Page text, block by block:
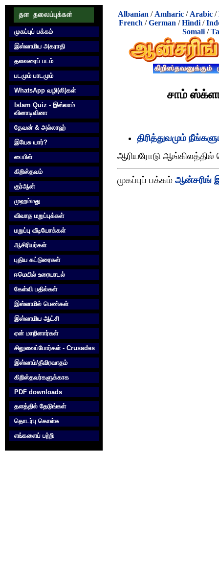
முகப்புப் பக்கம்
இஸ்லாமிய அகராதி
தளவரைப் படம்
படமும் பாடமும்
WhatsApp வழி(லி)கள்
Islam Quiz - இஸ்லாம்
வினாடிவினா
தேவன் & அல்லாஹ்
இயேசு யார்?
பைபிள்
கிறிஸ்தவம்
குர்‍ஆன்
முஹம்மது
விவாத மறுப்புக்கள்
மறுப்பு வீடியோக்கள்
ஆசிரியர்கள்
புதிய கட்டுரைகள்
ஈமெயில் உரையாடல்
கேள்வி பதில்கள்
இஸ்லாமில் பெண்கள்
இஸ்லாமிய ஆட்சி
ஏன் மாறினார்கள்
சிலுவைப்போர்கள் - Crusades
இஸ்லாம்/தீவிரவாதம்
கிறிஸ்தவர்களுக்காக‌
PDF downloads
தளத்தில் தேடுங்கள்
தொடர்பு கொள்க‌
எங்களைப் பற்றி
Albanian / Amharic / Arabic /
French /German /Hindi /
Somali/
சாம்
திரித்துவமும்
ஆரியரோடு
முகப்புப் பக்கம் ஆன்சரிங்